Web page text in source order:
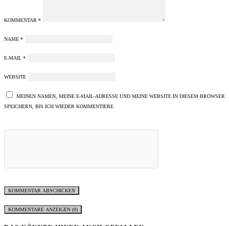
KOMMENTAR *
NAME *
E-MAIL *
WEBSITE
MEINEN NAMEN, MEINE E-MAIL-ADRESSE UND MEINE WEBSITE IN DIESEM BROWSER
SPEICHERN, BIS ICH WIEDER KOMMENTIERE.
KOMMENTARE ANZEIGEN (0)